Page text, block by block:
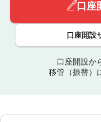
口座
口座開設
口座開設か
移管（振替）